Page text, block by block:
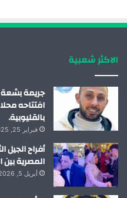
الاكثر شعبية
جريمة
افتتاحه
بالقليوبية.
فبراير 25, 2025
أفراح
المصرية بين
أبريل 5, 2026